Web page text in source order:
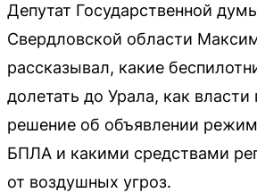
Депутат Государственной
Свердловской области
рассказывал, какие
долетать до Урала, как
решение об объявлении
БПЛА и какими средствами
от воздушных угроз.